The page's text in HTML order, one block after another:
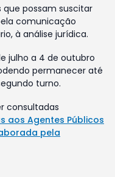
que possam suscitar
comunicação
à análise jurídica.
julho a 4 de outubro
permanecer até
turno.
consultadas
aos Agentes Públicos
pela